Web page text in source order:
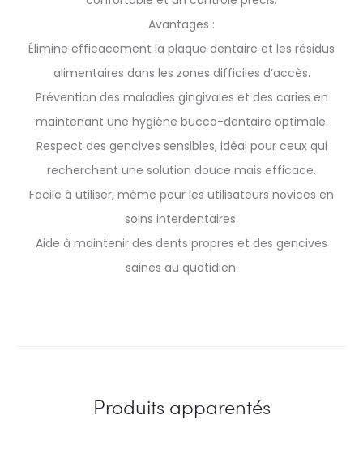
Avantages :
Élimine efficacement la plaque dentaire et les résidus
alimentaires dans les zones difficiles d’accès.
Prévention des maladies gingivales et des caries en
maintenant une hygiène bucco-dentaire optimale.
Respect des gencives sensibles, idéal pour ceux qui
recherchent une solution douce mais efficace.
Facile à utiliser, même pour les utilisateurs novices en
soins interdentaires.
Aide à maintenir des dents propres et des gencives
saines au quotidien.
Produits apparentés